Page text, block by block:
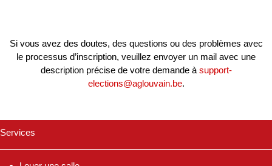
Si vous avez des doutes, des questions ou des problèmes
avec le processus d’inscription, veuillez envoyer un mail avec
une description précise de votre demande àsupport-
elections@aglouvain.be.
Services